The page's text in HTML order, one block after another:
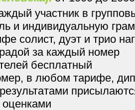
участник в
и индивидуальную
солист, дуэт и трио
за каждый номер
бесплатный
в любом тарифе,